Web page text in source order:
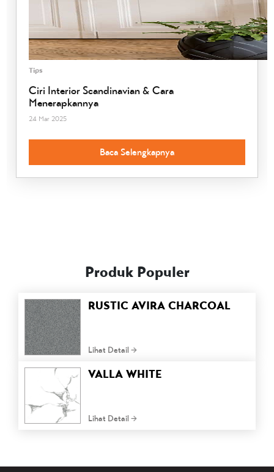
Tips
Ciri Interior Scandinavian & Cara
Menerapkannya
24 Mar 2025
Baca Selengkapnya
Produk Populer
RUSTIC AVIRA CHARCOAL
Lihat Detail
VALLA WHITE
Lihat Detail